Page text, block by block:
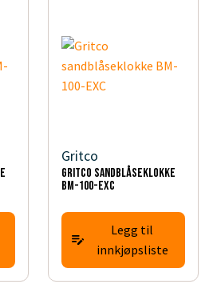
Gritco
Gritco sandblåseklokke
BM-100-EXC
Legg til
innkjøpsliste